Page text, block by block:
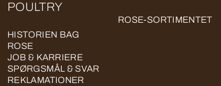
POULTRY
HISTORIEN BAG
ROSE
JOB & KARRIERE
SPØRGSMÅL & SVAR
REKLAMATIONER
ROSE-SORTIMENTET